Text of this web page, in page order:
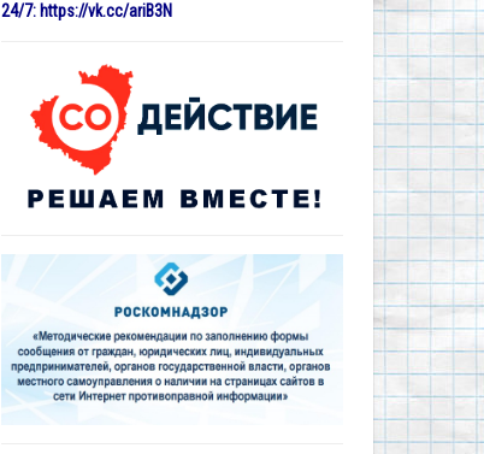
24/7: https://vk.cc/ariB3N